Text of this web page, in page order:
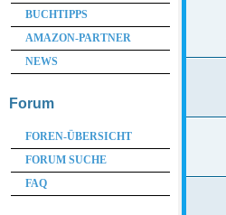
BUCHTIPPS
AMAZON-PARTNER
NEWS
Forum
FOREN-ÜBERSICHT
FORUM SUCHE
FAQ